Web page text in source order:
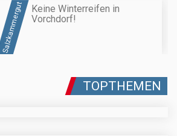
Salzkammergut
Keine Winterreifen in
Vorchdorf!
TOPTHEMEN